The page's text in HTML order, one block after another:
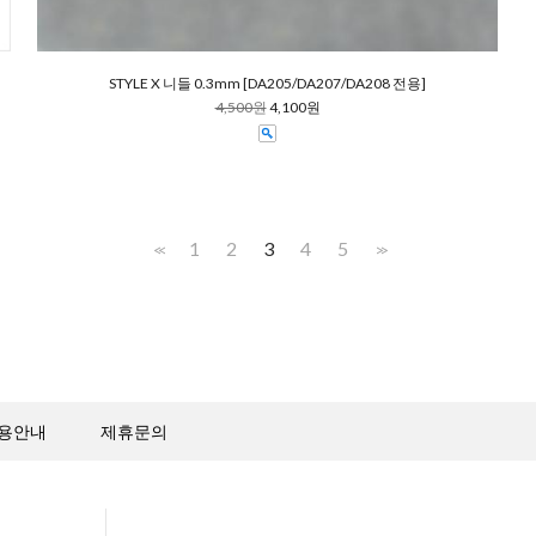
STYLE X 니들 0.3mm [DA205/DA207/DA208 전용]
4,500원4,100원
<< 1 2 3 4 5 >>
안내 제휴문의